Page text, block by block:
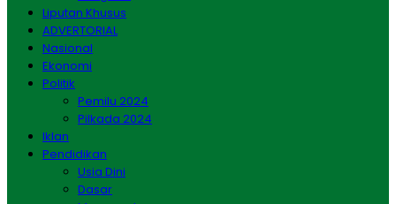
Liputan Khusus
ADVERTORIAL
Nasional
Ekonomi
Politik
Pemilu 2024
Pilkada 2024
Iklan
Pendidikan
Usia Dini
Dasar